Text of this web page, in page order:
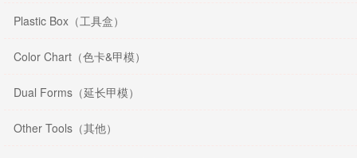
Plastic Box（工具盒）
Color Chart（色卡&甲模）
Dual Forms（延长甲模）
Other Tools（其他）